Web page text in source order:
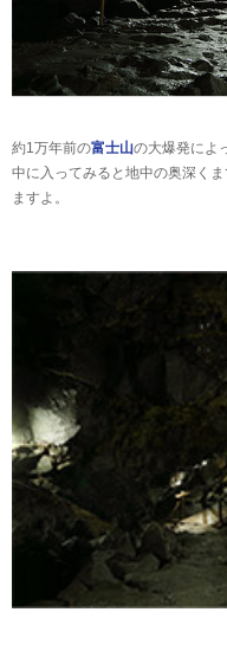
約1万年前の富士山の大爆発によ
中に入ってみると地中の奥深く
ますよ。